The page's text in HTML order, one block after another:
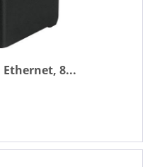
Ethernet, 8...